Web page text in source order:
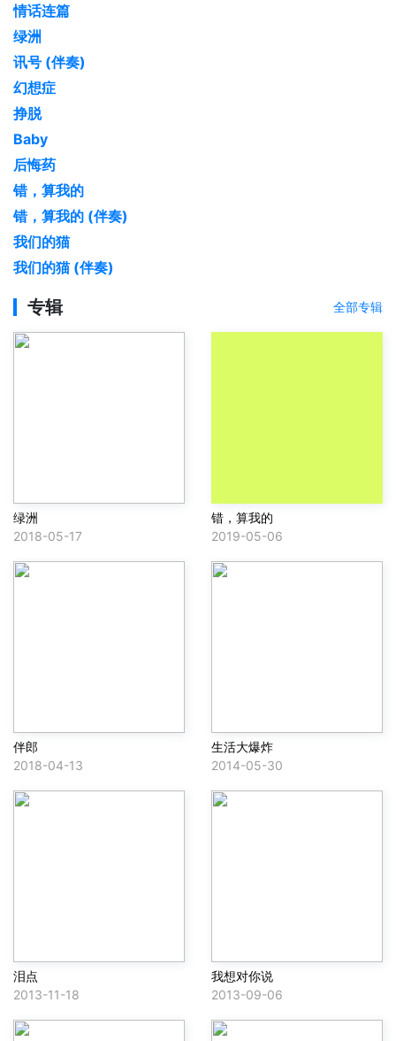
情话连篇
绿洲
讯号 (伴奏)
幻想症
挣脱
Baby
后悔药
错，算我的
错，算我的 (伴奏)
我们的猫
我们的猫 (伴奏)
专辑 全部专辑
绿洲
2018-05-17
错，算我的
2019-05-06
伴郎
2018-04-13
生活大爆炸
2014-05-30
泪点
2013-11-18
我想对你说
2013-09-06